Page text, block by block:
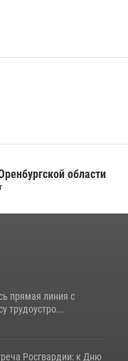
области
прямая линия с
трудоустро...
Росгвардии: к Дню